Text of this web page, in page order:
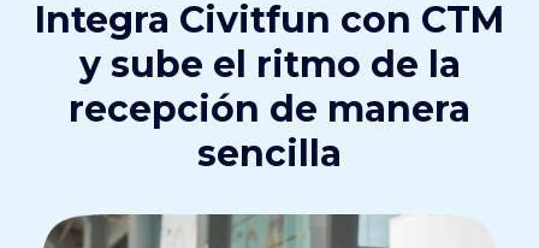
Integra Civitfun con CTM
y sube el ritmo de la
recepción de manera
sencilla